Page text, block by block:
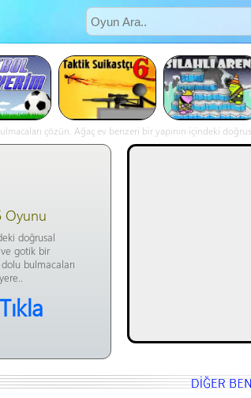
çözün. Ağaç ev benzeri bir yapının içindeki
O Ağacın Altında online oyna
Oyunu
doğrusal
gotik bir
bulmacaları